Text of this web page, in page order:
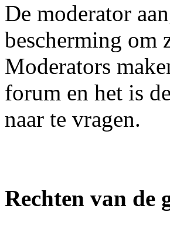
De moderator
bescherming om
Moderators
forum en het is
naar te vragen.
Rechten van de